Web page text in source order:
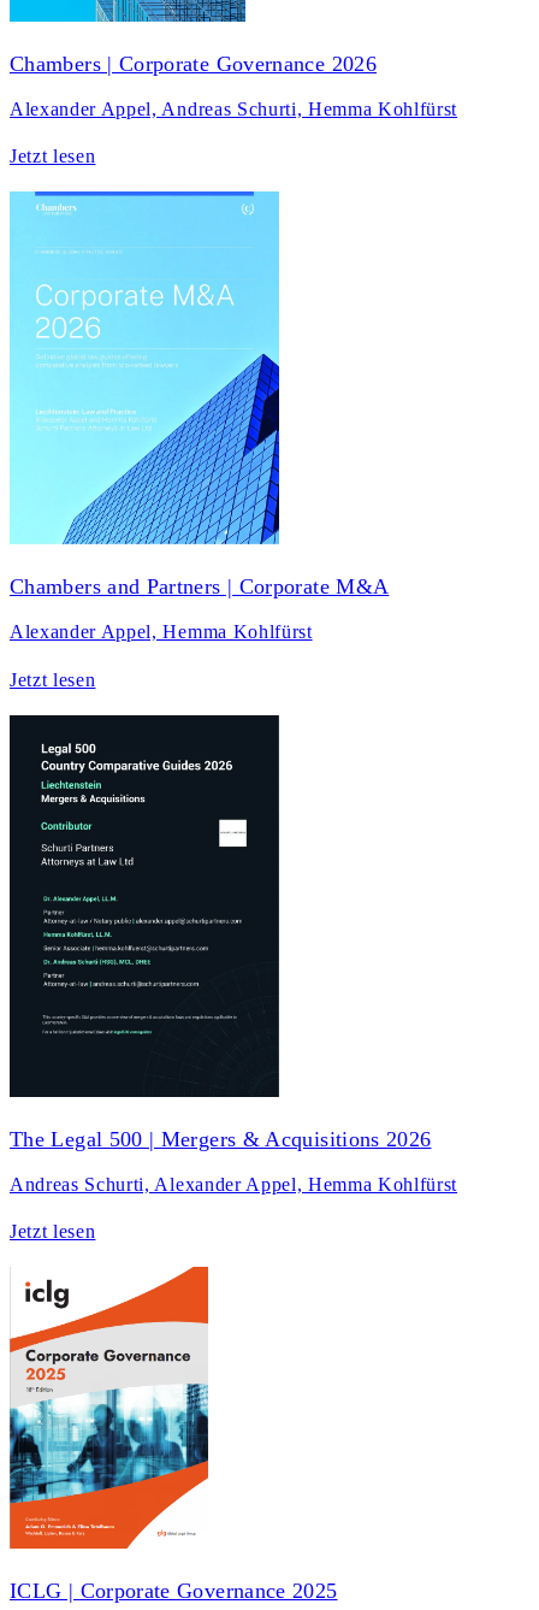
Chambers | Corporate Governance 2026
Alexander Appel, Andreas Schurti, Hemma Kohlfürst
Jetzt lesen
Chambers and Partners | Corporate M&A
Alexander Appel, Hemma Kohlfürst
Jetzt lesen
The Legal 500 | Mergers & Acquisitions 2026
Andreas Schurti, Alexander Appel, Hemma Kohlfürst
Jetzt lesen
ICLG | Corporate Governance 2025